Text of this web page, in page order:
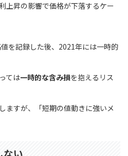
上昇の影響で価格が下落するケー
を記録した後、2021年には一時的
ては一時的な含み損を抱えるリス
ますが、「短期の値動きに強いメ